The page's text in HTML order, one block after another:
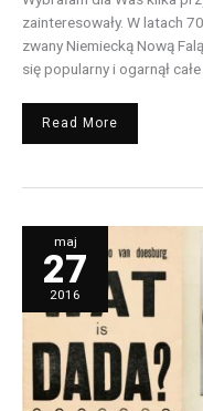
zainteresowały. W latach
zwany Niemiecką Nową
się popularny i ogarnął całe
Read More
maj
27
2016
Dada
jako
światopogląd